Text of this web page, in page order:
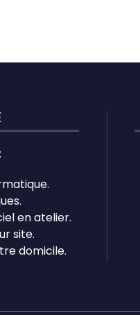
en atelier.
site.
domicile.